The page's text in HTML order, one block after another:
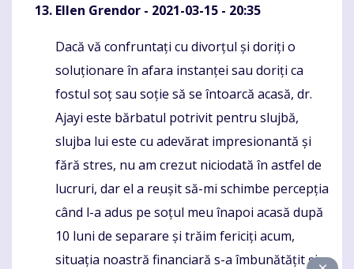
Ellen Grendor - 2021-03-15 - 20:35
Komentaras
Dacă vă confruntați cu divorțul și doriți o
soluționare în afara instanței sau doriți ca
fostul soț sau soție să se întoarcă acasă, dr.
Ajayi este bărbatul potrivit pentru slujbă,
slujba lui este cu adevărat impresionantă și
fără stres, nu am crezut niciodată în astfel de
lucruri, dar el a reușit să-mi schimbe percepția
când l-a adus pe soțul meu înapoi acasă după
10 luni de separare și trăim fericiți acum,
situația noastră financiară s-a îmbunătățit și